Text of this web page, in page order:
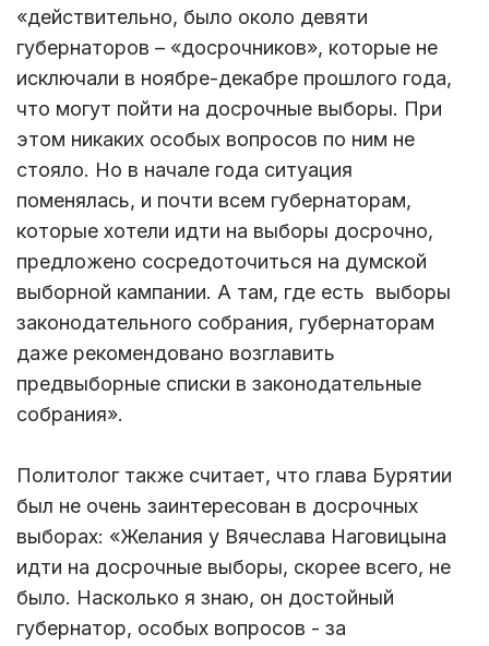
«действительно, было около девяти
губернаторов – «досрочников», которые не
исключали в ноябре-декабре прошлого года,
что могут пойти на досрочные выборы. При
этом никаких особых вопросов по ним не
стояло. Но в начале года ситуация
поменялась, и почти всем губернаторам,
которые хотели идти на выборы досрочно,
предложено сосредоточиться на думской
выборной кампании. А там, где есть выборы
законодательного собрания, губернаторам
даже рекомендовано возглавить
предвыборные списки в законодательные
собрания».
Политолог также считает, что глава Бурятии
был не очень заинтересован в досрочных
выборах: «Желания у Вячеслава Наговицына
идти на досрочные выборы, скорее всего, не
было. Насколько я знаю, он достойный
губернатор, особых вопросов - за